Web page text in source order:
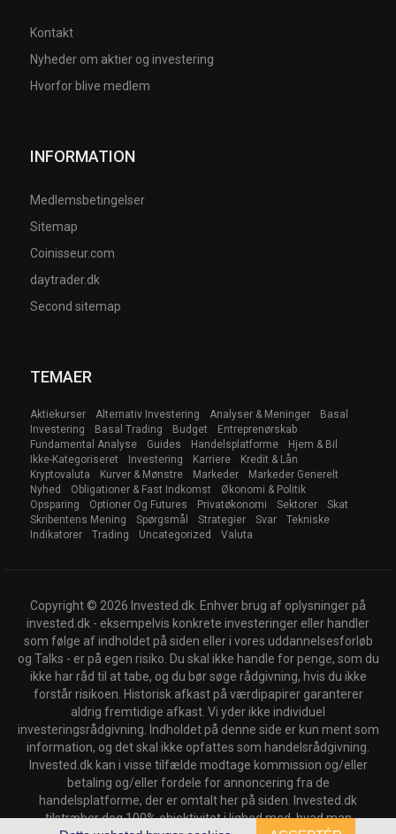
Kontakt
Nyheder om aktier og investering
Hvorfor blive medlem
INFORMATION
Medlemsbetingelser
Sitemap
Coinisseur.com
daytrader.dk
Second sitemap
TEMAER
Aktiekurser Alternativ Investering Analyser & Meninger
Basal
Investering
Basal Trading Budget
Entreprenørskab
Fundamental Analyse
Guides Handelsplatforme
Hjem & Bil
Ikke-Kategoriseret
Investering Karriere
Kredit & Lån
Kryptovaluta
Kurver & Mønstre Markeder
Markeder Generelt
Nyhed
Obligationer & Fast Indkomst
Økonomi & Politik
Opsparing
Optioner Og Futures Privatøkonomi Sektorer
Skat
Skribentens Mening
Spørgsmål Strategier Svar
Tekniske
Indikatorer
Trading Uncategorized Valuta
Copyright © 2026 Invested.dk. Enhver brug af oplysninger på
invested.dk - eksempelvis konkrete investeringer eller handler
som følge af indholdet på siden eller i vores uddannelsesforløb
og Talks - er på egen risiko. Du skal ikke handle for penge, som du
ikke har råd til at tabe, og du bør søge rådgivning, hvis du ikke
forstår risikoen. Historisk afkast på værdipapirer garanterer
aldrig fremtidige afkast. Vi yder ikke individuel
investeringsrådgivning. Indholdet på denne side er kun ment som
information, og det skal ikke opfattes som handelsrådgivning.
Invested.dk kan i visse tilfælde modtage kommission og/eller
betaling og/eller fordele for annoncering fra de
handelsplatforme, der er omtalt her på siden. Invested.dk
tilstræber dog 100% objektivitet i lighed med, hvad man